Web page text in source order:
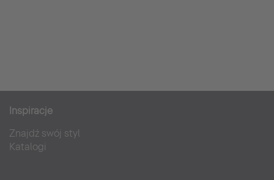
Inspiracje
Znajdź swój styl
Katalogi